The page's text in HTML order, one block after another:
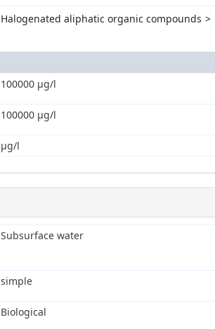
Halogenated aliphatic organic compounds
100000 µg/l
100000 µg/l
µg/l
Subsurface water
simple
Biological